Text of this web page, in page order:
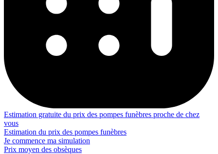
Estimation gratuite du prix des pompes funèbres proche de chez
vous
Estimation du prix des pompes funèbres
Je commence ma simulation
Prix moyen des obsèques